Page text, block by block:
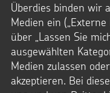
übernehmen wir, sofern
vorliegen.
Häufig
Überdies binden wir
Medien ein
über „Lassen Sie
ausgewählten
Medien zulassen
akzeptieren. Bei